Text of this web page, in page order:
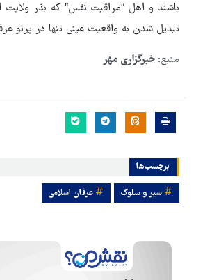
باشند و اهل “مراقبت نفس” که بذر
تبدیل شدن به واقعیت عینی تنها در پرتو
منبع: خبرگزاری مهر
برچسب‌ها
سیر و سلوک عرفان اسلامی